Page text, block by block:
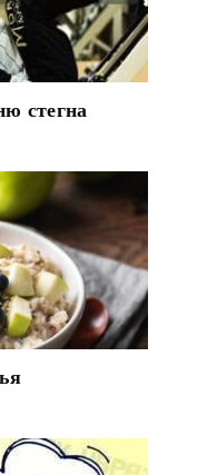
стегна